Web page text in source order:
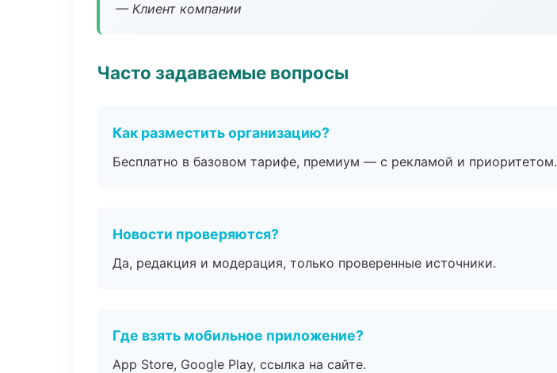
— Клиент компании
Часто задаваемые вопросы
Как разместить организацию?
Бесплатно в базовом тарифе, премиум — с рекламой и приоритетом.
Новости проверяются?
Да, редакция и модерация, только проверенные источники.
Где взять мобильное приложение?
App Store, Google Play, ссылка на сайте.